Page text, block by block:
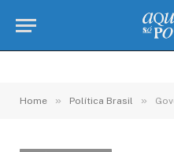
Home » Política Brasil »